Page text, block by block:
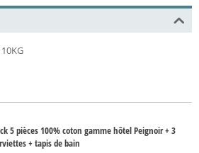
5 pièces 100% coton gamme hôtel Peignoir + 3
+ tapis de bain